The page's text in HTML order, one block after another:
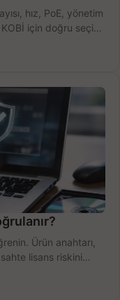
hız, PoE, yönetim
için doğru seçimi
Ürün anahtarı,
lisans riskini